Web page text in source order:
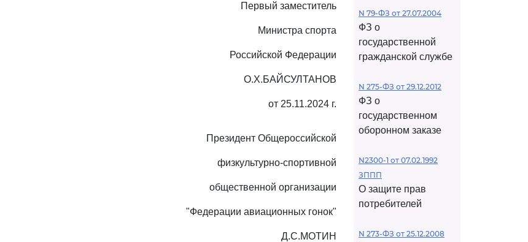
Первый заместитель
Министра спорта
Российской Федерации
О.Х.БАЙСУЛТАНОВ
от 25.11.2024 г.
Президент Общероссийской
физкультурно-спортивной
общественной организации
"Федерации авиационных гонок"
Д.С.МОТИН
N 79-ФЗ от 27.07.2004
ФЗ о
государственной
гражданской службе
N 275-ФЗ от 29.12.2012
ФЗ о
государственном
оборонном заказе
N2300-1 от 07.02.1992
ЗППП
О защите прав
потребителей
N 273-ФЗ от 25.12.2008